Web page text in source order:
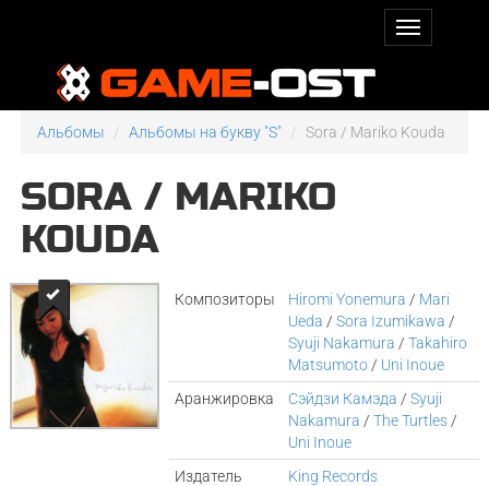
Альбомы Альбомы на букву "S" Sora / Mariko Kouda
SORA / MARIKO
KOUDA
Композиторы Hiromi Yonemura / Mari
Ueda /Sora Izumikawa /
Syuji Nakamura /Takahiro
Matsumoto / Uni Inoue
Аранжировка
Сэйдзи Камэда /Syuji
Nakamura /The Turtles /
Uni Inoue
Издатель
King Records